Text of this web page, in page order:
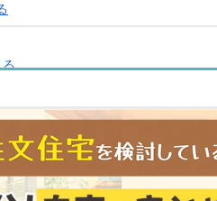
る
子1346 マップで見る